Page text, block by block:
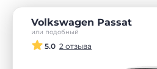
Volkswagen Passat
или подобный
5.0 2 отзыва